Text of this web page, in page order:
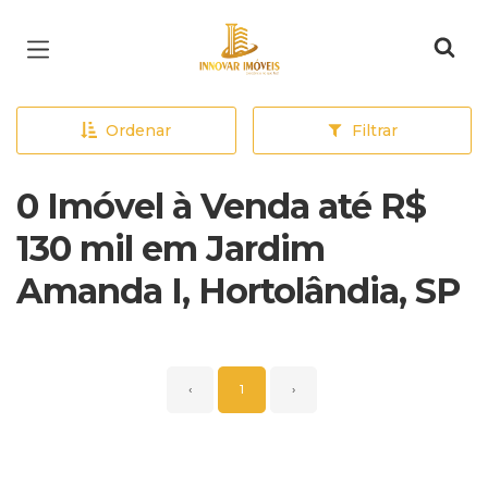
Página inicial
Ordenar Filtrar
0 Imóvel à Venda até R$
130 mil em Jardim
Amanda I, Hortolândia, SP
‹ 1 ›